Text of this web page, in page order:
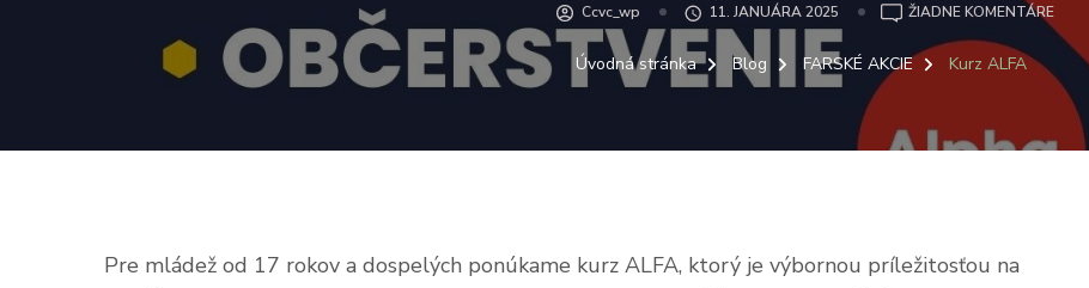
Ccvc_wp 11. JANUÁRA 2025 ŽIADNE KOMENTÁRENA
KURZ
ALFA
Úvodná stránka Blog FARSKÉ AKCIE Kurz ALFA
Pre mládež od 17 rokov a dospelých ponúkame kurz ALFA, ktorý je výbornou príležitosťou na